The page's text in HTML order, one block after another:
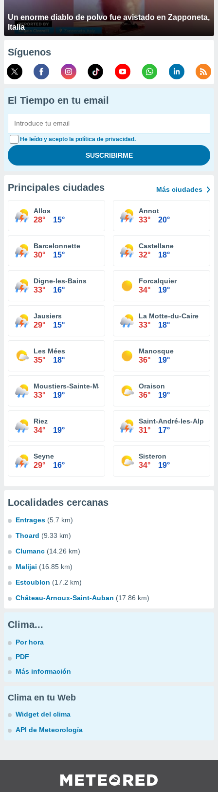
Un enorme diablo de polvo fue avistado en Zapponeta,
Italia
Síguenos
El Tiempo en tu email
He leído y acepto la política de privacidad.
Principales ciudades Más ciudades
Allos
28° 15°
Annot
33° 20°
Barcelonnette
30° 15°
Castellane
32° 18°
Digne-les-Bains
33° 16°
Forcalquier
34° 19°
Jausiers
29° 15°
La Motte-du-Caire
33° 18°
Les Mées
35° 18°
Manosque
36° 19°
Moustiers-Sainte-Marie
33° 19°
Oraison
36° 19°
Riez
34° 19°
Saint-André-les-Alpes
31° 17°
Seyne
29° 16°
Sisteron
34° 19°
Localidades cercanas
Entrages (5.7 km)
Thoard (9.33 km)
Clumanc (14.26 km)
Malijai (16.85 km)
Estoublon (17.2 km)
Château-Arnoux-Saint-Auban (17.86 km)
Clima...
Por hora
PDF
Más información
Clima en tu Web
Widget del clima
API de Meteorología